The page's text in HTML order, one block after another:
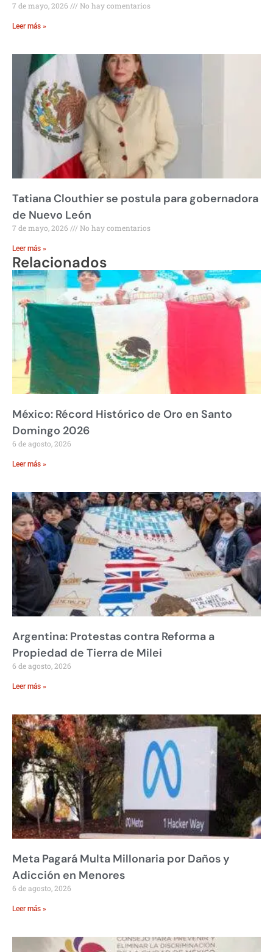
7 de mayo, 2026 No hay comentarios
Leer más »
Tatiana Clouthier se postula para gobernadora
de Nuevo León
7 de mayo, 2026 No hay comentarios
Leer más »
Relacionados
México: Récord Histórico de Oro en Santo
Domingo 2026
6 de agosto, 2026
Leer más »
Argentina: Protestas contra Reforma a
Propiedad de Tierra de Milei
6 de agosto, 2026
Leer más »
Meta Pagará Multa Millonaria por Daños y
Adicción en Menores
6 de agosto, 2026
Leer más »